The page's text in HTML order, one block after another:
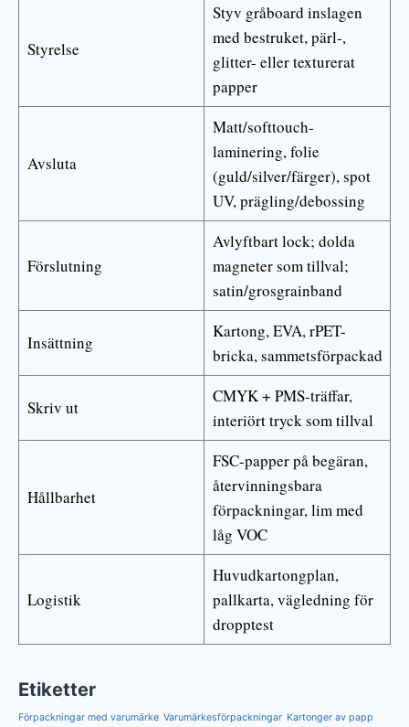
Styrelse
Styv gråboard inslagen
med bestruket, pärl-,
glitter- eller texturerat
papper
Avsluta
Matt/softtouch-
laminering, folie
(guld/silver/färger), spot
UV, prägling/debossing
Förslutning
Avlyftbart lock; dolda
magneter som tillval;
satin/grosgrainband
Insättning
Kartong, EVA, rPET-
bricka, sammetsförpackad
Skriv ut
CMYK + PMS-träffar,
interiört tryck som tillval
Hållbarhet
FSC-papper på begäran,
återvinningsbara
förpackningar, lim med
låg VOC
Logistik
Huvudkartongplan,
pallkarta, vägledning för
dropptest
Etiketter
Förpackningar med varumärke Varumärkesförpackningar Kartonger av papp